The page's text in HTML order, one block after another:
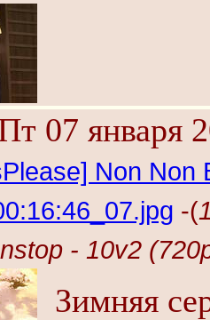
07 января
Non Non
-(
- 10v2
Зимняя